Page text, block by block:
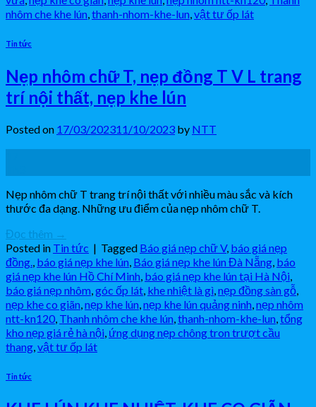
nhôm che khe lún,thanh-nhom-khe-lun,vật tư ốp lát
Tin tức
Nẹp nhôm chữ T, nẹp đồng T V L trang
trí nội thất, nẹp khe lún
Posted on 17/03/202311/10/2023 by NTT
Nẹp nhôm chữ T trang trí nội thất với nhiều màu sắc và kích
thước đa dạng. Những ưu điểm của nẹp nhôm chữ T.
Đọc thêm →
Posted in Tin tức | Tagged Báo giá nẹp chữ V, báo giá nẹp
đồng., báo giá nẹp khe lún, Báo giá nẹp khe lún Đà Nẵng, báo
giá nẹp khe lún Hồ Chí Minh, báo giá nẹp khe lún tại Hà Nội,
báo giá nẹp nhôm,góc ốp lát, khe nhiệt là gì,nẹp đồng sàn gỗ,
nẹp khe co giãn,nẹp khe lún,nẹp khe lún quảng ninh,nẹp nhôm
ntt-kn120, Thanh nhôm che khe lún,thanh-nhom-khe-lun,tổng
kho nẹp giá rẻ hà nội, ứng dụng nẹp chông tron trượt cầu
thang,vật tư ốp lát
Tin tức